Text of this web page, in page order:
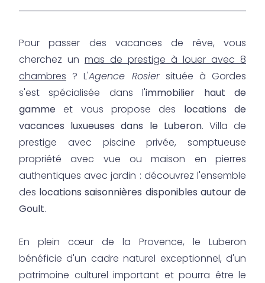
Pour passer des vacances de rêve, vous
cherchez un mas de prestige à louer avec 8
chambres ? L'Agence Rosiersituée à Gordes
s'est spécialisée dans l'immobilier haut de
gamme et vous propose des locations de
vacances luxueuses dans le Luberon. Villa de
prestige avec piscine privée, somptueuse
propriété avec vue ou maison en pierres
authentiques avec jardin : découvrez l'ensemble
des locations saisonnières disponibles autour de
Goult.
En plein cœur de la Provence, le Luberon
bénéficie d'un cadre naturel exceptionnel, d'un
patrimoine culturel important et pourra être le